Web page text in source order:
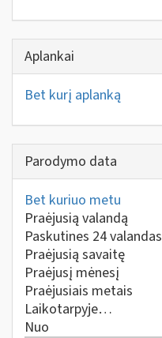
Aplankai
Bet kurį aplanką
Parodymo data
Bet kuriuo metu
Praėjusią valandą
Paskutines 24 valandas
Praėjusią savaitę
Praėjusį mėnesį
Praėjusiais metais
Laikotarpyje…
Nuo